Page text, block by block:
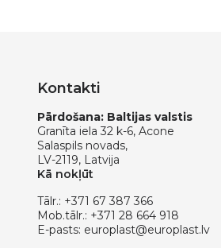
Kontakti
Pārdošana: Baltijas valstis
Granīta iela 32 k-6, Acone
Salaspils novads,
LV-2119, Latvija
Kā nokļūt
Tālr.: +371 67 387 366
Mob.tālr.: +371 28 664 918
E-pasts: europlast@europlast.lv